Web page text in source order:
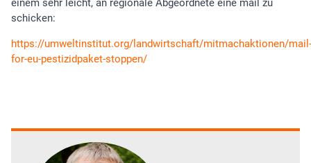
einem sehr leicht, an regionale Abgeordnete eine mail zu
schicken:
https://umweltinstitut.org/landwirtschaft/mitmachaktionen/mail-
for-eu-pestizidpaket-stoppen/